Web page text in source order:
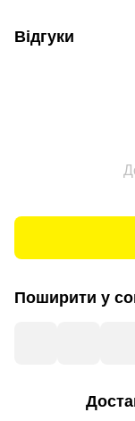
Відгуки
Поширити у